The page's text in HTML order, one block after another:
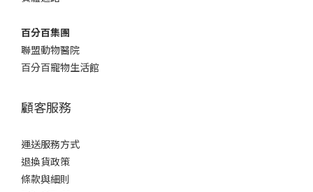
百分百集團
聯盟動物醫院
百分百寵物生活館
顧客服務
運送服務方式
退換貨政策
條款與細則